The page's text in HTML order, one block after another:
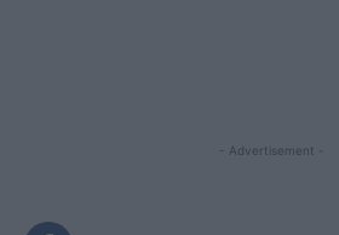
- Advertisement -